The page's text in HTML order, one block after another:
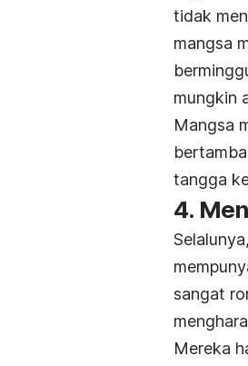
tidak
mangsa
mungkin
Mangsa
tangga
4.
sangat
Mereka